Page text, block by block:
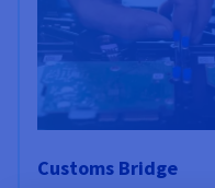
Customs Bridge